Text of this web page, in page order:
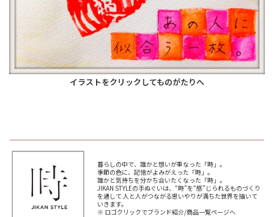
イラストをクリックしてものがたりへ
暮らしの中で、誰かと想いが重なった「時」。
季節の色に、記憶がよみがえった「時」。
誰かと気持ちを分かち合いたくなった「時」。
JIKAN STYLEの手ぬぐいは、“時”を“感”じられるものづくり
を通して 人と人がつながる思いやりが満ちた世界を描いて
いきます。
※ ロゴクリックでブランド紹介/商品一覧ページへ